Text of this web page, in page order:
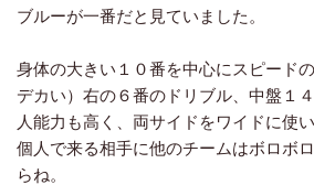
ブルーが一番だと見ていました。
身体の大きい１０番を中心にスピード
デカい）右の６番のドリブル、中盤１
人能力も高く、両サイドをワイドに使
個人で来る相手に他のチームはボロボ
らね。